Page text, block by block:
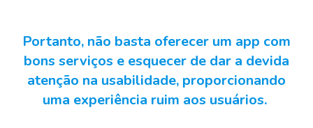
Portanto, não basta oferecer um app com
bons serviços e esquecer de dar a devida
atenção na usabilidade, proporcionando
uma experiência ruim aos usuários.